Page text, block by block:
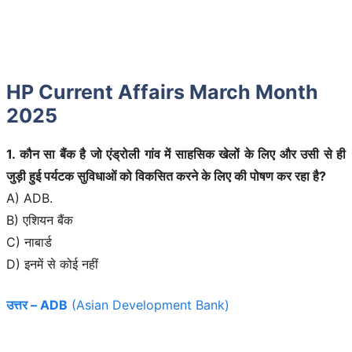
HP Current Affairs March Month
2025
1. कौन सा बैंक है जो एंड्रोली गांव में साहसिक खेलों के लिए और उसी से ही
जुड़ी हुई पर्यटक सुविधाओं को विकसित करने के लिए की पोषण कर रहा है?
A) ADB.
B) एशियन बैंक
C) नाबार्ड
D) इनमें से कोई नहीं
उत्तर – ADB (Asian Development Bank)